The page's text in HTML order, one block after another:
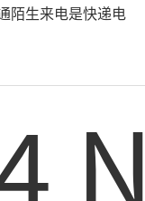
陌生来电是快递电